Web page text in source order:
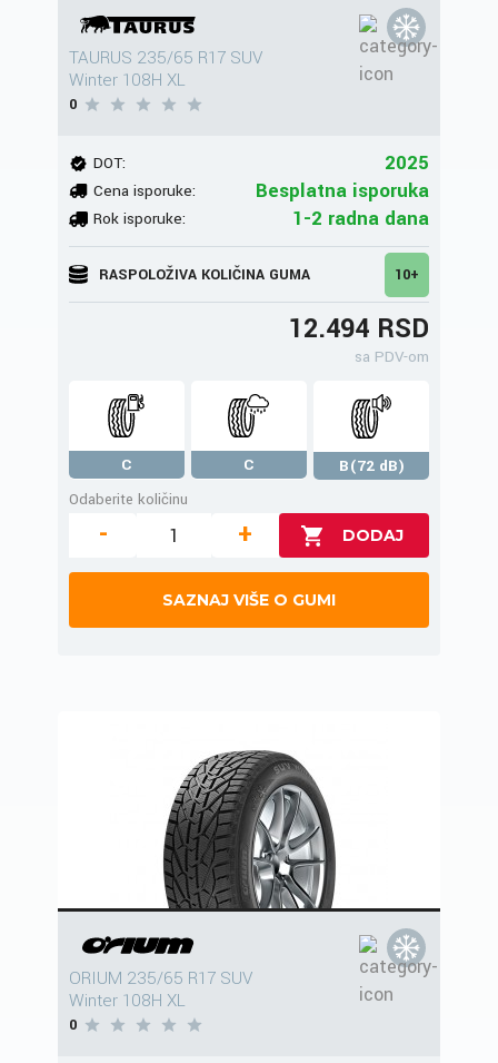
TAURUS 235/65 R17 SUV
Winter 108H XL
0
DOT: 2025
Cena isporuke: Besplatna isporuka
Rok isporuke: 1-2 radna dana
RASPOLOŽIVA KOLIČINA GUMA 10+
12.494 RSD
sa PDV-om
C C
B(72 dB)
Odaberite količinu
- +
SAZNAJ VIŠE O GUMI
ORIUM 235/65 R17 SUV
Winter 108H XL
0